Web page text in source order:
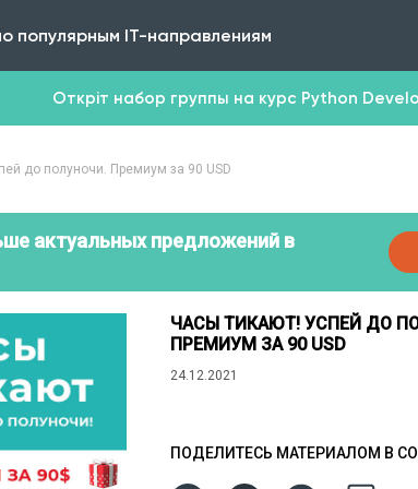
популярным IT-направлениям
Откріт набор группы на курс Python
до полуночи. Премиум за 90 USD
актуальных предложений в
ЧАСЫ ТИКАЮТ! УСПЕЙ ДО
ПРЕМИУМ ЗА 90 USD
24.12.2021
ПОДЕЛИТЕСЬ МАТЕРИАЛОМ В